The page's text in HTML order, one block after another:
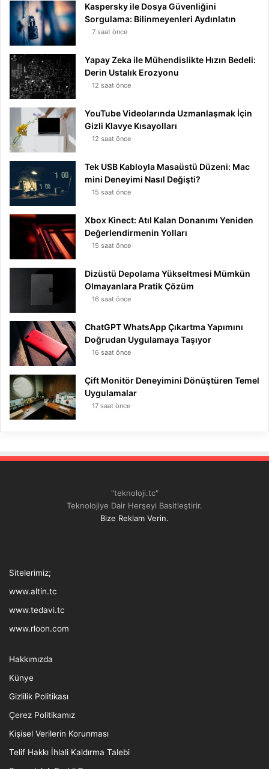
Kaspersky ile Dosya Güvenliğini
Sorgulama: Bilinmeyenleri Aydınlatın
7 saat önce
Yapay Zeka ile Mühendislikte Hızın Bedeli:
Derin Ustalık Erozyonu
12 saat önce
YouTube Videolarında Uzmanlaşmak İçin
Gizli Klavye Kısayolları
12 saat önce
Tek USB Kabloyla Masaüstü Düzeni: Mac
mini Deneyimi Nasıl Değişti?
15 saat önce
Xbox Kinect: Atıl Kalan Donanımı Yeniden
Değerlendirmenin Yolları
15 saat önce
Dizüstü Depolama Yükseltmesi Mümkün
Olmayanlara Pratik Çözüm
16 saat önce
ChatGPT WhatsApp Çıkartma Yapımını
Doğrudan Uygulamaya Taşıyor
16 saat önce
Çift Monitör Deneyimini Dönüştüren Temel
Uygulamalar
17 saat önce
"teknoloji.tc"
Teknolojiye Dair Herşeyi Basitleştirir.
Bize Reklam Verin.
Sitelerimiz;
www.altin.tc
www.tedavi.tc
www.rloon.com
Hakkımızda
Künye
Gizlilik Politikası
Çerez Politikamız
Kişisel Verilerin Korunması
Telif Hakkı İhlali Kaldırma Talebi